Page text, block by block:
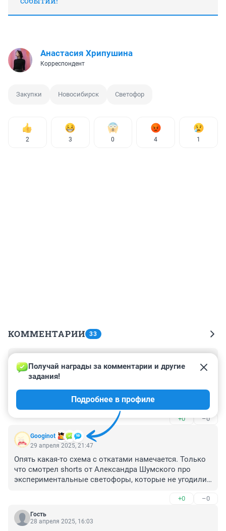
Анастасия Хрипушина
Корреспондент
Закупки Новосибирск Светофор
2 3 0 4 1
КОММЕНТАРИИ 33
3 июня 2025, 16:47
Те светофоры, которые уже поставили, очень сильно
напоминают о временах, когда ставили заборы-
оградки «для безопасности пешеходов» где только
можно и нельзя :)
+0 –0
Googinot
Получай награды за комментарии и другие
задания!
Подробнее в профиле
29 апреля 2025, 21:47
Опять какая-то схема с откатами намечается. Только
что смотрел shorts от Александра Шумского про
экспериментальные светофоры, которые не угодили
было негативных откликов со стороны водителей и
пешеходов в Новосибирске, а аварийность на
участках снизилась на 40%.
+0 –0
Гость
28 апреля 2025, 16:03